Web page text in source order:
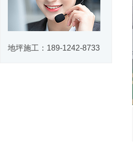
地坪施工： 189-1242-8733